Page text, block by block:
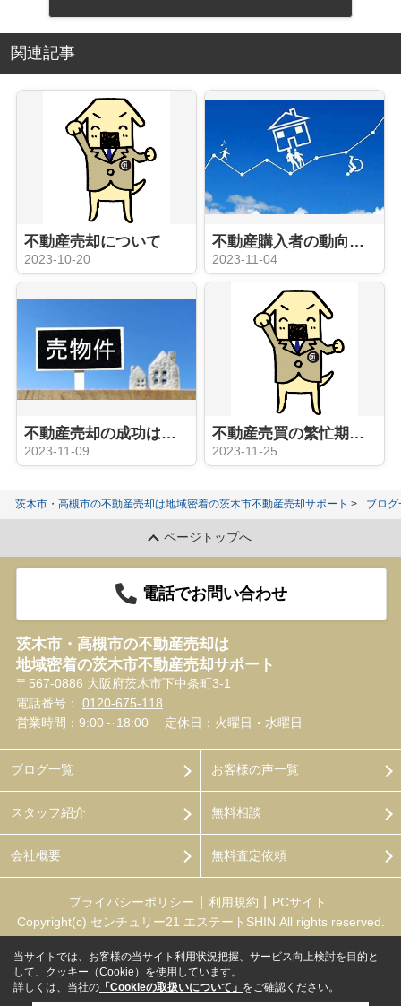
関連記事
不動産売却について
2023-10-20
不動産購入者の動向について
2023-11-04
不動産売却の成功は担当の営業次第！？
2023-11-09
不動産売買の繁忙期に入っていきます！
2023-11-25
茨木市・高槻市の不動産売却は地域密着の茨木市不動産売却サポート ブログ
ページトップへ
電話でお問い合わせ
茨木市・高槻市の不動産売却は
地域密着の茨木市不動産売却サポート
〒567-0886 大阪府茨木市下中条町3-1
電話番号： 0120-675-118
営業時間：9:00～18:00
定休日：火曜日・水曜日
ブログ一覧
スタッフ紹介
会社概要
お客様の声一覧
無料相談
無料査定依頼
プライバシーポリシー 利用規約
PCサイト
Copyright(c) センチュリー21 エステートSHIN All rights reserved.
当サイトでは、お客様の当サイト利用状況把握、サービス向上検討を目的と
して、クッキー（Cookie）を使用しています。
詳しくは、当社の 「Cookieの取扱いについて」 をご確認ください。